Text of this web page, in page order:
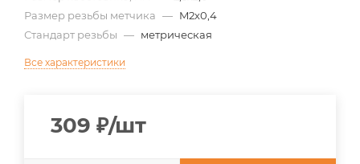
Размер резьбы метчика — M2х0,4
Стандарт резьбы — метрическая
Все характеристики
309 ₽/шт